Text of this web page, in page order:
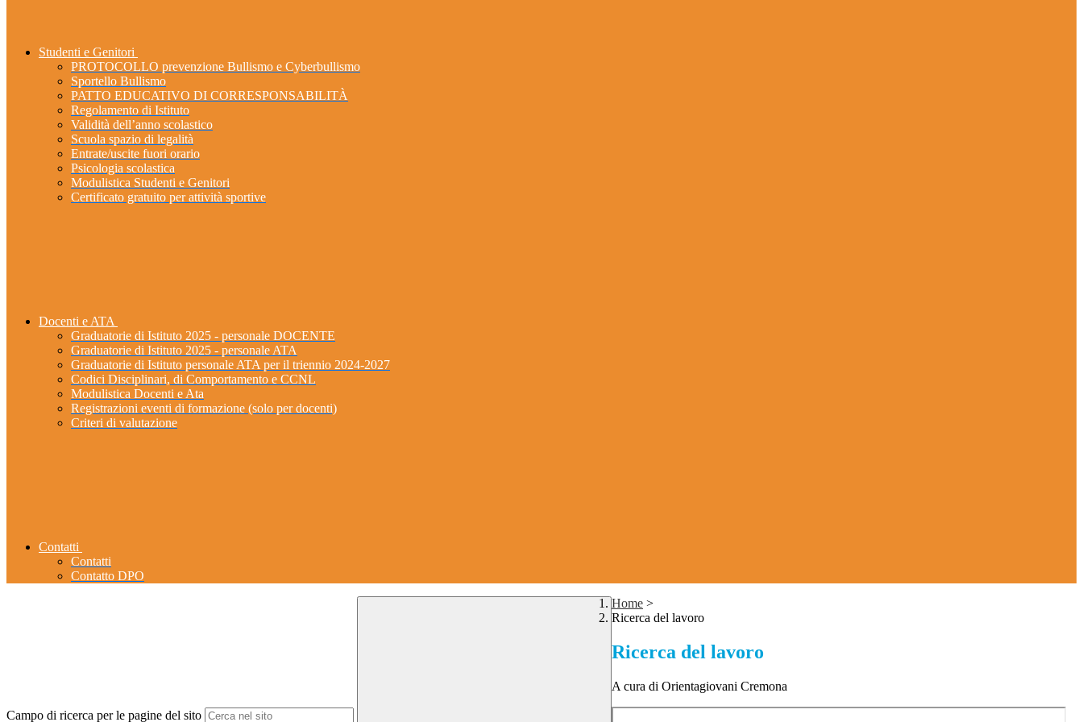
Studenti e Genitori
PROTOCOLLO prevenzione Bullismo e Cyberbullismo
Sportello Bullismo
PATTO EDUCATIVO DI CORRESPONSABILITÀ
Regolamento di Istituto
Validità dell’anno scolastico
Scuola spazio di legalità
Entrate/uscite fuori orario
Psicologia scolastica
Modulistica Studenti e Genitori
Certificato gratuito per attività sportive
Docenti e ATA
Graduatorie di Istituto 2025 - personale DOCENTE
Graduatorie di Istituto 2025 - personale ATA
Graduatorie di Istituto personale ATA per il triennio 2024-2027
Codici Disciplinari, di Comportamento e CCNL
Modulistica Docenti e Ata
Registrazioni eventi di formazione (solo per docenti)
Criteri di valutazione
Contatti
Contatti
Contatto DPO
Campo di ricerca per le pagine del sito
Home >
Ricerca del lavoro
Ricerca del lavoro
A cura di Orientagiovani Cremona